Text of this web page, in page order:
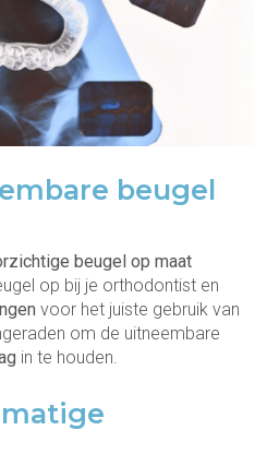
beugel
beugel op maat
op bij je orthodontist en
voor het juiste gebruik van
om de uitneembare
in te houden.